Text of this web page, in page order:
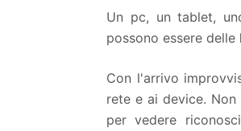
Un pc, un tablet,
possono essere delle
Con l'arrivo
rete e ai device.
per vedere